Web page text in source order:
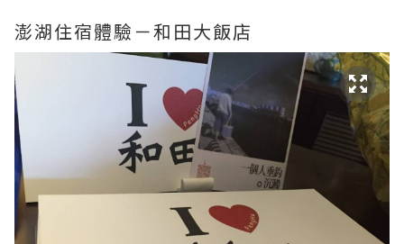
澎湖住宿體驗－和田大飯店